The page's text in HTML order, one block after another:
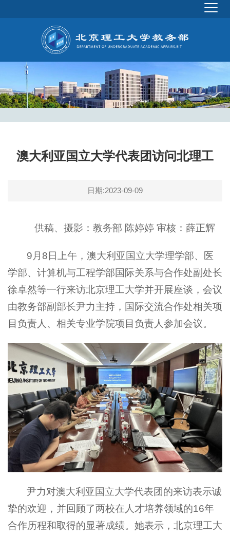
澳大利亚国立大学代表团访问北理工
日期:2023-09-09
供稿、摄影：教务部 陈婷婷 审核：薛正辉
9月8日上午，澳大利亚国立大学理学部、医
学部、计算机与工程学部国际关系与合作处副处长
徐卓然等一行来访北京理工大学并开展座谈，会议
由教务部副部长尹力主持，国际交流合作处相关项
目负责人、相关专业学院项目负责人参加会议。
尹力对澳大利亚国立大学代表团的来访表示诚
挚的欢迎，并回顾了两校在人才培养领域的16年
合作历程和取得的显著成绩。她表示，北京理工大